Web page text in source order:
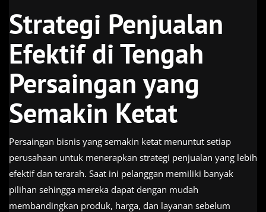
Strategi Penjualan
Efektif di Tengah
Persaingan yang
Semakin Ketat
Persaingan bisnis yang semakin ketat menuntut setiap
perusahaan untuk menerapkan strategi penjualan yang lebih
efektif dan terarah. Saat ini pelanggan memiliki banyak
pilihan sehingga mereka dapat dengan mudah
membandingkan produk, harga, dan layanan sebelum